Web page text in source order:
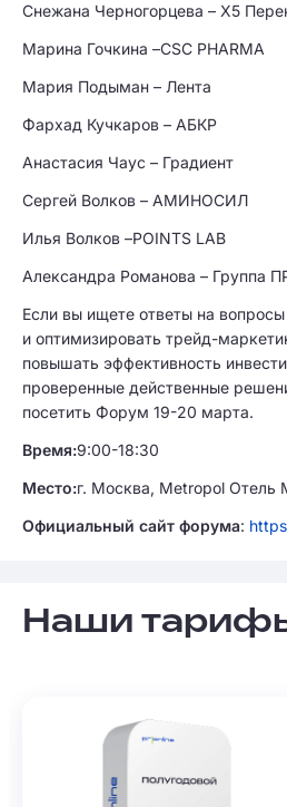
Снежана Черногорцева – Х5
Марина Гочкина –CSC PHARMA
Мария Подыман – Лента
Фархад Кучкаров – АБКР
Анастасия Чаус – Градиент
Сергей Волков – АМИНОСИЛ
Илья Волков –POINTS LAB
Александра Романова – Группа
Если вы ищете ответы на
и оптимизировать трейд-
повышать эффективность
проверенные действенные
посетить Форум 19-20 марта.
Время:9:00-18:30
Место:г. Москва, Metropol Отель
Официальный сайт форума:
Наши